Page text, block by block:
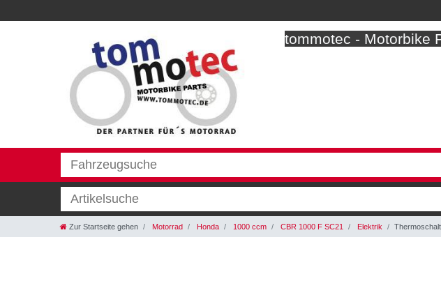
tommotec - Motorbike
Zur Startseite gehen Motorrad Honda 1000 ccm CBR 1000 F SC21 Elektrik